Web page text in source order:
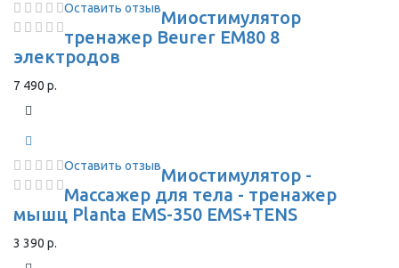
Оставить отзывМиостимулятор
тренажер Beurer EM80 8
электродов
7 490 р.
Оставить отзывМиостимулятор -
Массажер для тела - тренажер
мышц Planta EMS-350 EMS+TENS
3 390 р.